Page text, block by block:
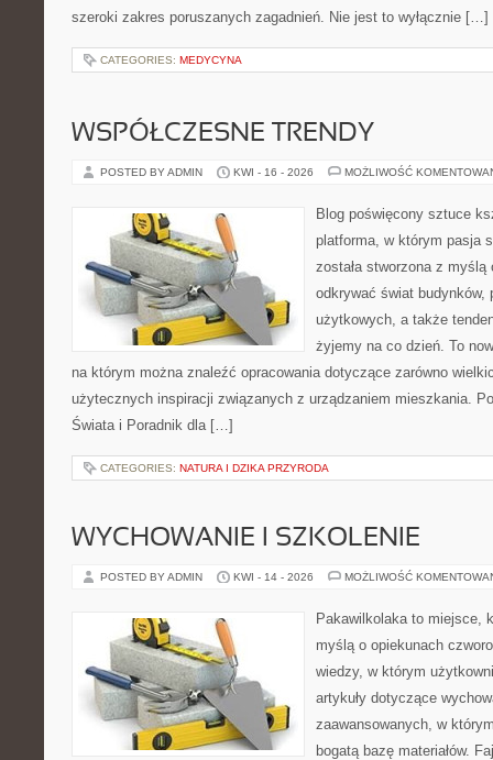
szeroki zakres poruszanych zagadnień. Nie jest to wyłącznie […]
CATEGORIES: MEDYCYNA
WSPÓŁCZESNE TRENDY
POSTED BY ADMIN KWI - 16 - 2026 MOŻLIWOŚĆ
Blog poświęcony sztuce
platforma, w którym pasja
została stworzona z
odkrywać świat
użytkowych, a także
żyjemy na co dzień. To
na którym można znaleźć opracowania dotyczące zarówno
użytecznych inspiracji związanych z urządzaniem mieszkania.
Świata i Poradnik dla […]
CATEGORIES: NATURA I DZIKA PRZYRODA
WYCHOWANIE I SZKOLENIE
POSTED BY ADMIN KWI - 14 - 2026 MOŻLIWOŚĆ
Pakawilkolaka to miejsce,
myślą o opiekunach
wiedzy, w którym
artykuły dotyczące
zaawansowanych, w
bogatą bazę materiałów.